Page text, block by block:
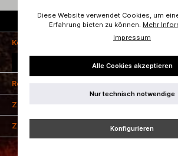
Kostenloser Versand ab 50
Kontakt
Rechtliches
Zahlungsarten
Zertifizierung
Diese Website verwendet Cookies, um
Erfahrung bieten zu können. Mehr
Impressum
Alle Cookies akzeptieren
Nur technisch notwendige
Konfigurieren